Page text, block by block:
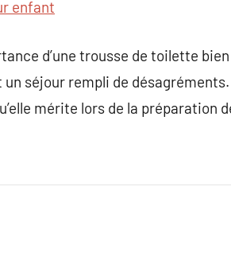
enfant
d’une trousse de toilette
séjour rempli de
mérite lors de la préparation